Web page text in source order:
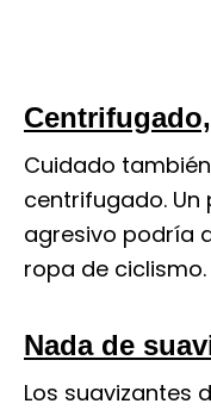
Cuidado
centrifugado.
agresivo podría
ropa de ciclismo.
Nada de
Los suavizantes